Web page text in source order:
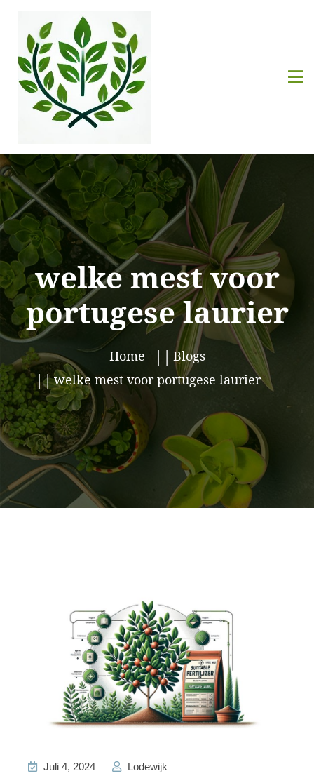
welke mest voor
portugese laurier
Home
Blogs
welke mest voor portugese laurier
Juli 4, 2024
Lodewijk